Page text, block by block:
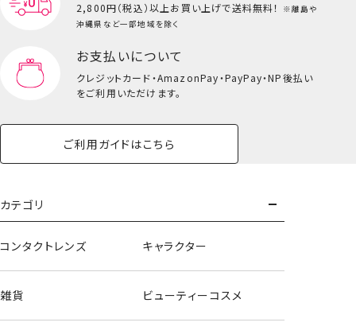
2,800円（税込）以上お買い上げで送料無料！
※離島や
沖縄県など一部地域を除く
お支払いについて
クレジットカード・AmazonPay・PayPay・NP後払い
をご利用いただけます。
ご利用ガイドはこちら
カテゴリ
コンタクトレンズ キャラクター
雑貨 ビューティーコスメ